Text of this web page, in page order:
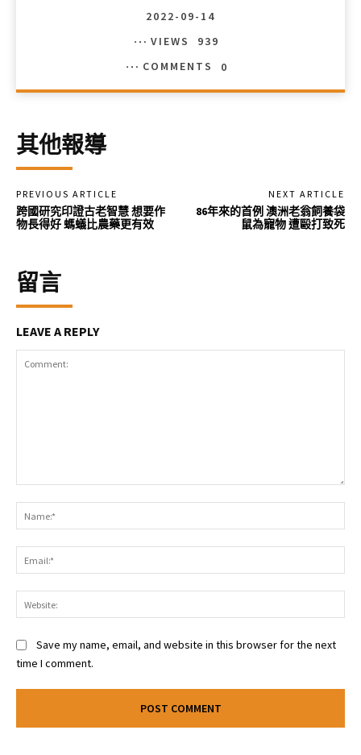
2022-09-14
VIEWS
939
COMMENTS
0
其他報導
PREVIOUS ARTICLE
跨國研究印證古老智慧 想要作
物長得好 螞蟻比農藥更有效
NEXT ARTICLE
86年來的首例 澳洲老翁飼養袋
鼠為寵物 遭毆打致死
留言
LEAVE A REPLY
Save my name, email, and website in this browser for the next
time I comment.